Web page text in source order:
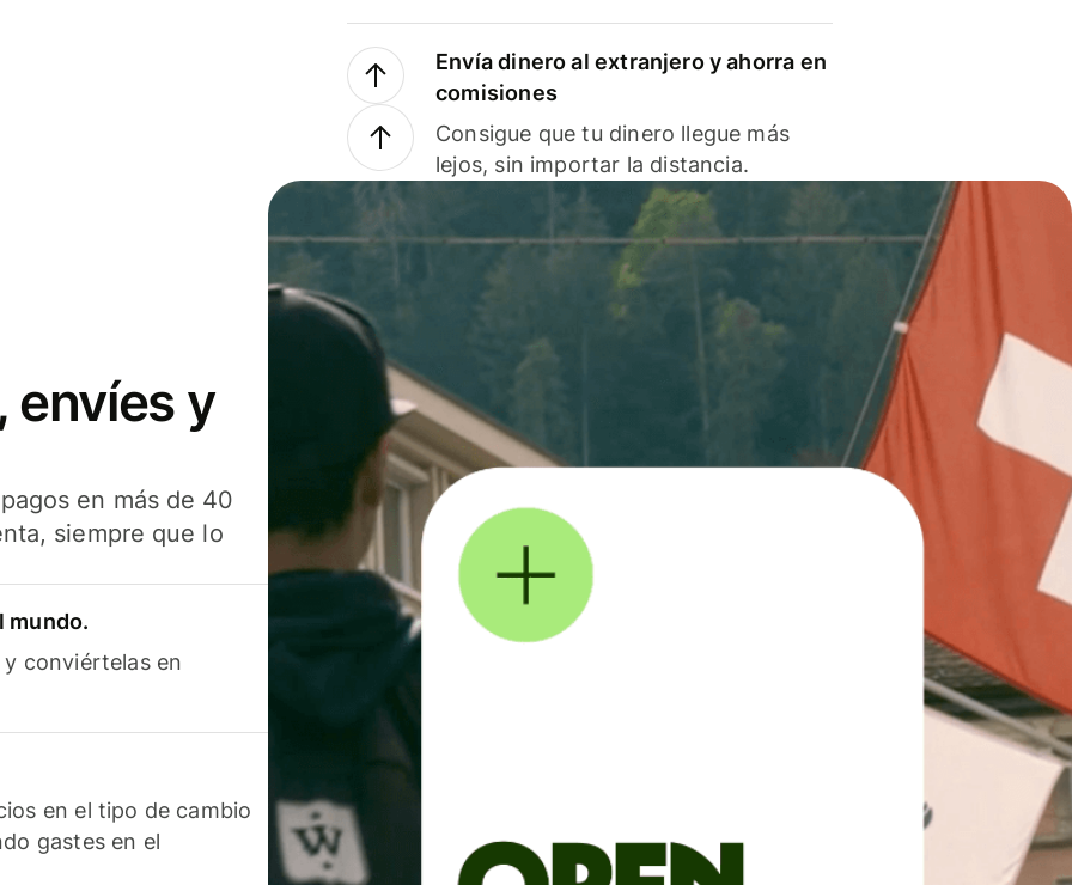
Envía dinero al extranjero y ahorra en
comisiones
Consigue que tu dinero llegue más
lejos, sin importar la distancia.
envíes y
en más de 40
siempre que lo
mundo.
conviértelas en
en el tipo de cambio
gastes en el